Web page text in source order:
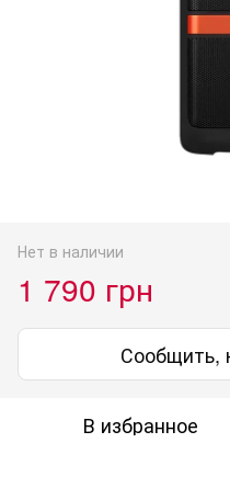
Нет в наличии
1 790 грн
Сообщить,
В избранное